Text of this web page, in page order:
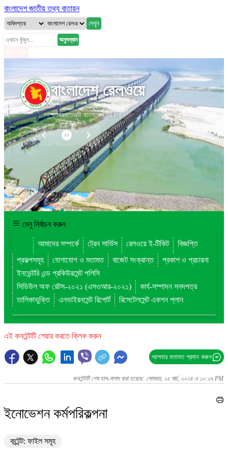
বাংলাদেশ জাতীয় তথ্য বাতায়ন
দেখুন
অনুসন্ধান
বাংলাদেশ রেলওয়ে
গণপ্রজাতন্ত্রী বাংলাদেশ সরকার
মেনু নির্বাচন করুন
আমাদের সম্পর্কে ট্রেন সার্ভিস রেলওয়ে ই-টিকিট
বিজ্ঞপ্তি
প্রকল্পসমূহ
যোগাযোগ ও মতামত বাজেট সংক্রান্ত
প্রকাশ ও প্রচারনা
ইনভেন্টরি এন্ড প্রকিউরমেন্ট পলিসি
সিডিউল অফ রেটস-২০২১ (এসওআর-২০২১)
কার্য-সম্পাদন সনদপত্র
তালিকাভুক্তি
এনভাইরনমেন্ট রিপোর্ট রিসেটেলমেন্ট একশন প্লান
এই কনটেন্টটি শেয়ার করতে ক্লিক করুন
আপনার মতামত প্রদান করুন
কনটেন্টটি শেষ হাল-নাগাদ করা হয়েছে: সোমবার, ২৫ মার্চ, ২০২৪ এ ১০:২৯ PM
ইনোভেশন কর্মপরিকল্পনা
কন্টেন্ট: ফাইল সমূহ